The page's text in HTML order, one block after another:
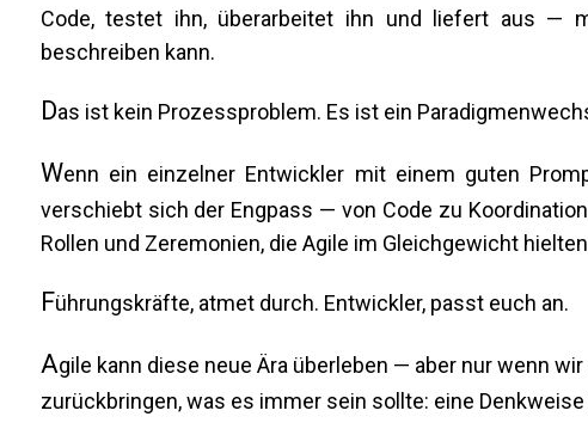
Code, testet ihn, überarbeitet ihn und liefert aus —
beschreiben kann.
Das ist kein Prozessproblem. Es ist ein
Wenn ein einzelner Entwickler mit einem guten
verschiebt sich der Engpass — von Code zu
Rollen und Zeremonien, die Agile im Gleichgewicht
Führungskräfte, atmet durch. Entwickler, passt euch an.
Agile kann diese neue Ära überleben — aber nur wenn
zurückbringen, was es immer sein sollte: eine